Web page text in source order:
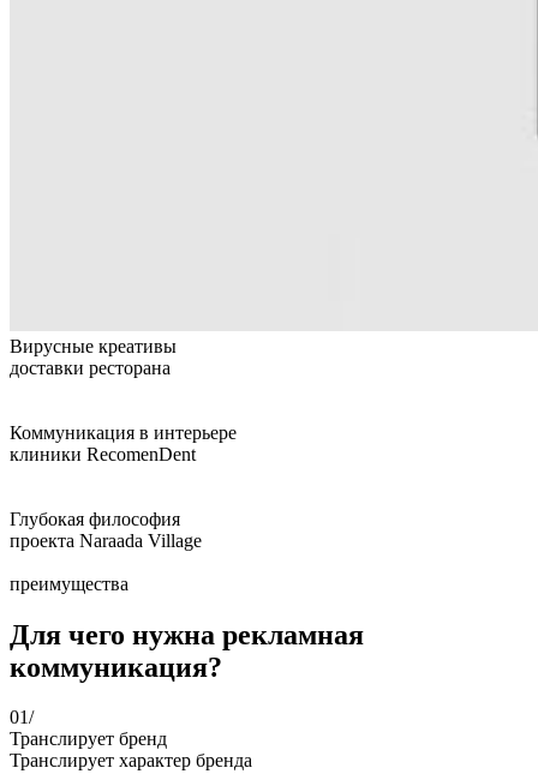
Вирусные креативы
доставки ресторана
Коммуникация в интерьере
клиники RecomenDent
Глубокая философия
проекта Naraada Village
преимущества
Для чего нужна рекламная
коммуникация?
01/
Транслирует бренд
Транслирует характер бренда